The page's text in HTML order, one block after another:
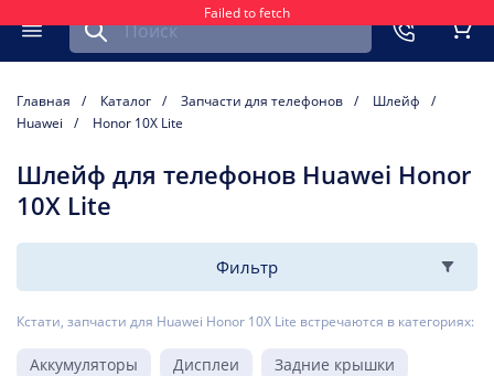
Failed to fetch
Меню
Найти запчасть для мобильного устройства
Главная Каталог Запчасти для телефонов
Шлейф
Huawei
Honor 10X Lite
Шлейф для телефонов Huawei Honor
10X Lite
Фильтр
Кстати, запчасти для Huawei Honor 10X Lite встречаются в категориях:
Аккумуляторы Дисплеи
Задние крышки